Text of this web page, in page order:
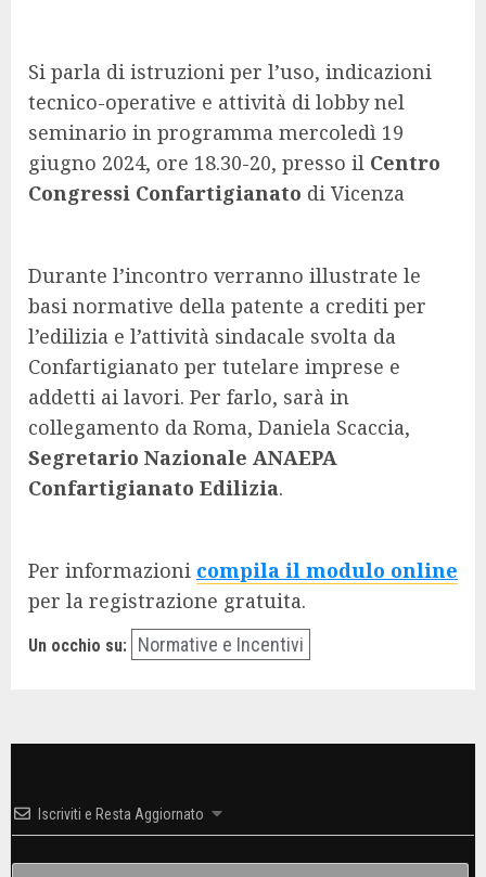
Si parla di istruzioni per l’uso, indicazioni
tecnico-operative e attività di lobby nel
seminario in programma mercoledì 19
giugno 2024, ore 18.30-20, presso il Centro
Congressi Confartigianato di Vicenza
Durante l’incontro verranno illustrate le
basi normative della patente a crediti per
l’edilizia e l’attività sindacale svolta da
Confartigianato per tutelare imprese e
addetti ai lavori. Per farlo, sarà in
collegamento da Roma, Daniela Scaccia,
Segretario Nazionale ANAEPA
Confartigianato Edilizia.
Per informazioni compila il modulo online
per la registrazione gratuita.
Un occhio su: Normative e Incentivi
Iscriviti e Resta Aggiornato